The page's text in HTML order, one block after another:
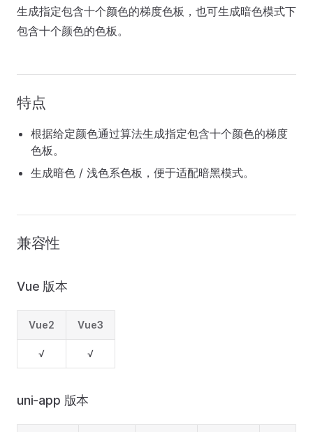
生成指定包含十个颜色的梯度色板，也可生成暗色模式下
包含十个颜色的色板。
特点
根据给定颜色通过算法生成指定包含十个颜色的梯度
色板。
生成暗色 / 浅色系色板，便于适配暗黑模式。
兼容性
Vue 版本
Vue2 Vue3
√ √
uni-app 版本